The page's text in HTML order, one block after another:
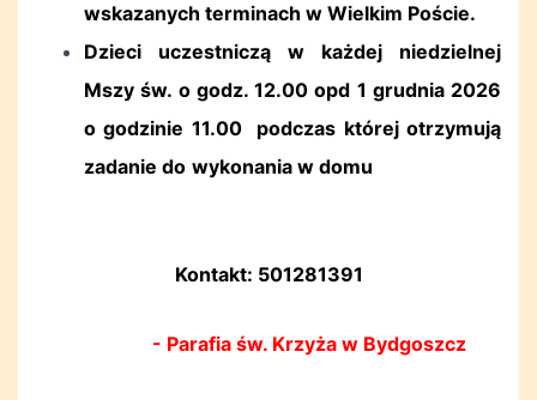
wskazanych terminach w Wielkim Poście.
Dzieci uczestniczą w każdej niedzielnej
Mszy św. o godz. 12.00 opd 1 grudnia 2026
o godzinie 11.00 podczas której otrzymują
zadanie do wykonania w domu
Kontakt: 501281391
- Parafia św. Krzyża w Bydgoszcz